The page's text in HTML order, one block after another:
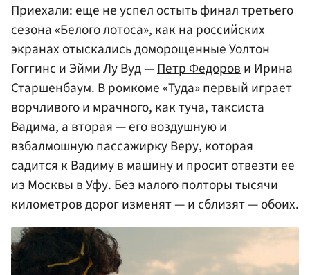
Приехали: еще не успел остыть финал третьего
сезона «Белого лотоса», как на российских
экранах отыскались доморощенные Уолтон
Гоггинс и Эйми Лу Вуд —Петр Федорови Ирина
Старшенбаум. В ромкоме «Туда» первый играет
ворчливого и мрачного, как туча, таксиста
Вадима, а вторая — его воздушную и
взбалмошную пассажирку Веру, которая
садится к Вадиму в машину и просит отвезти ее
изМосквывУфу. Без малого полторы тысячи
километров дорог изменят — и сблизят — обоих.